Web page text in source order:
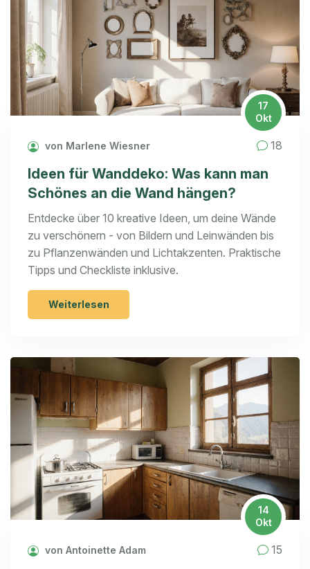
17
Okt
von Marlene Wiesner 18
Ideen für Wanddeko: Was kann man
Schönes an die Wand hängen?
Entdecke über 10 kreative Ideen, um deine Wände
zu verschönern - von Bildern und Leinwänden bis
zu Pflanzenwänden und Lichtakzenten. Praktische
Tipps und Checkliste inklusive.
Weiterlesen
14
Okt
von Antoinette Adam 15